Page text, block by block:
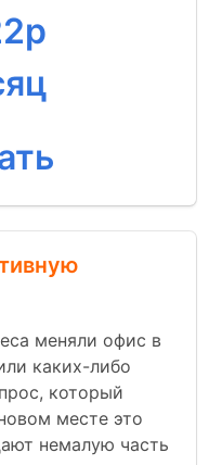
меняли офис в
каких-либо
который
месте это
немалую часть